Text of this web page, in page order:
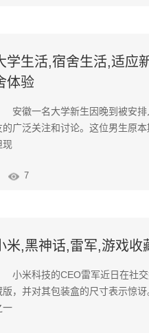
学生活,宿舍生活,适应
体验
安徽一名大学新生因晚到被安
的广泛关注和讨论。这位男生原
现
7
米,黑神话,雷军,游戏收
小米科技的CEO雷军近日在社
版，并对其包装盒的尺寸表示惊
一